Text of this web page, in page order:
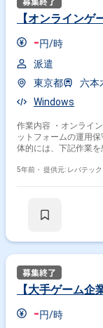
【オンライン
-円/時
派遣
東京都
六本
Windows
作業内容 ・オンライ
ットフォームの運用
体的には、下記作業
発に対するディレクタ
5年前・ 提供元: レバテッ
【大手ゲーム
-円/時